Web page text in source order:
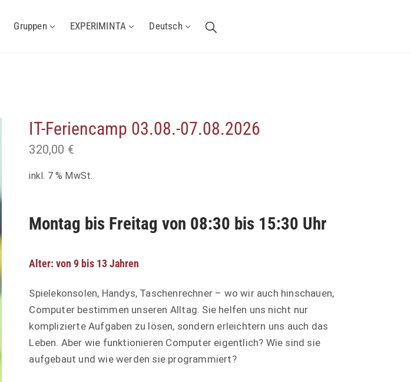
Gruppen EXPERIMINTA Deutsch
IT-Feriencamp 03.08.-07.08.2026
320,00 €
inkl. 7 % MwSt.
Montag bis Freitag von 08:30 bis 15:30 Uhr
Alter: von 9 bis 13 Jahren
Spielekonsolen, Handys, Taschenrechner – wo wir auch hinschauen,
Computer bestimmen unseren Alltag. Sie helfen uns nicht nur
komplizierte Aufgaben zu lösen, sondern erleichtern uns auch das
Leben. Aber wie funktionieren Computer eigentlich? Wie sind sie
aufgebaut und wie werden sie programmiert?